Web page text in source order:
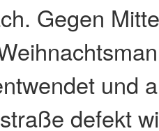
Gegen
und
defekt